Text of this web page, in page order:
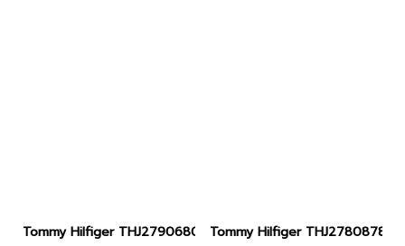
Tommy Hilfiger THJ2790680 JEWELRY สร้อยข้อมือ
Tommy Hilfiger THJ2780878